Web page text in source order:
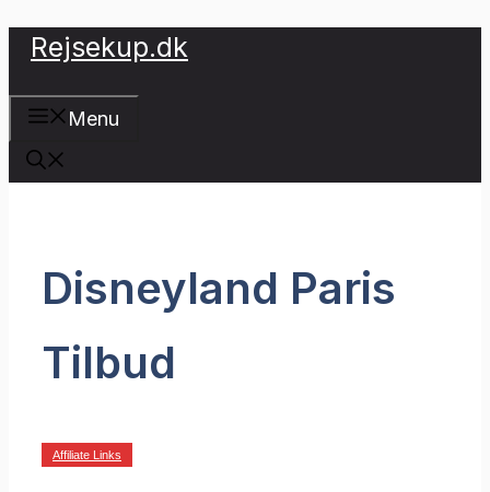
Hop
indhold
Rejsekup.dk
Menu
Disneyland Paris
Tilbud
Affiliate Links